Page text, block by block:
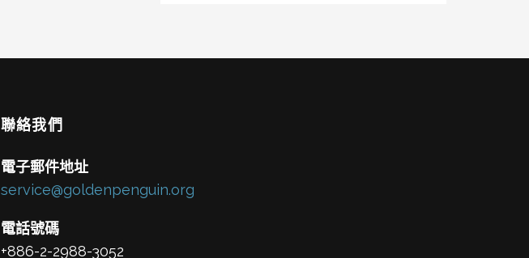
聯絡我們
電子郵件地址
service@goldenpenguin.org
電話號碼
+886-2-2988-3052